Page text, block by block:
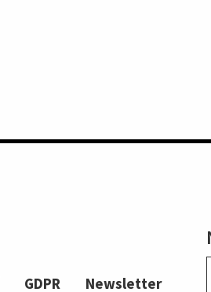
GDPR Newsletter